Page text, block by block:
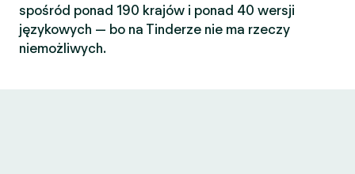
spośród ponad 190 krajów i ponad 40 wersji
językowych — bo na Tinderze nie ma rzeczy
niemożliwych.